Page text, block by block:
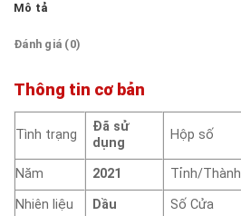
Mô tả
Đánh giá (0)
Thông tin cơ bản
Tình trạng
Đã sử
dụng
Hộp số
Năm 2021 Tỉnh/Thành
Nhiên liệu
Dầu Số Cửa